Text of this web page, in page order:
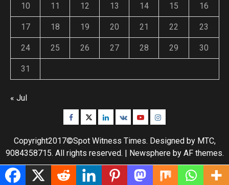
10 11 12 13 14 15 16
17 18 19 20 21 22 23
24 25 26 27 28 29 30
31
« Jul
Facebook
TwitterLinkedin
VK YoutubeInstagram
Copyright2017©Spot Witness Times. Designed by MTC,
9084358715. All rights reserved. | Newsphereby AF themes.